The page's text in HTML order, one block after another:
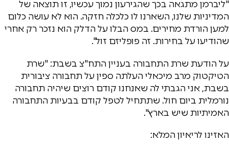
"ליברמן מתגאה בכך שהגירעון נמוך עכשיו, זו תוצאה של
המדיניות שלנו, השארנו לו כלכלה חזקה. הוא לא עושה כלום
למען הורדת מחירים. במס הבלו על הדלק הוא נזכר רק אחרי
שהודיעו על בחירות. זה פופליזם זול".
על הודעת שרת התחבורה בעניין התח"צ בשבת: "שרת
הטיקטוק מרב מיכאלי העלתה ספין על תחבורה ציבורית
בשבת, אני הגבתי לה שאנחנו קודם רוצים שיהיה תחבורה
נורמלית ביום חול. שתתחיל לטפל קודם בבעיות התחבורה
האמיתיות שיש בארץ".
האזינו לריאיון המלא: